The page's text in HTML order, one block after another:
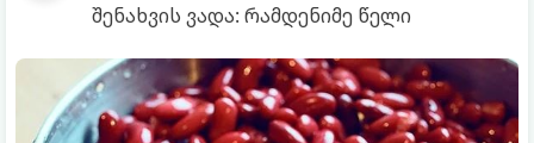
შენახვის ვადა: რამდენიმე წელი